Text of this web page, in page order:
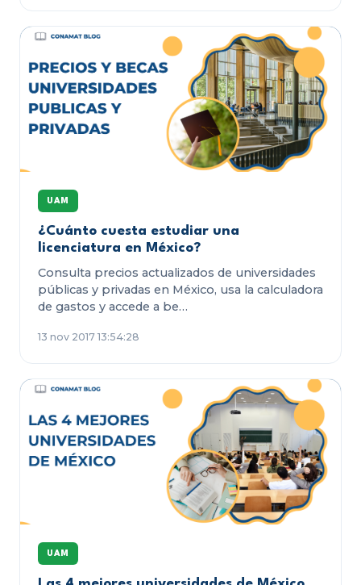
UAM
¿Cuánto cuesta estudiar una
licenciatura en México?
Consulta precios actualizados de universidades
públicas y privadas en México, usa la calculadora
de gastos y accede a be…
13 nov 2017 13:54:28
UAM